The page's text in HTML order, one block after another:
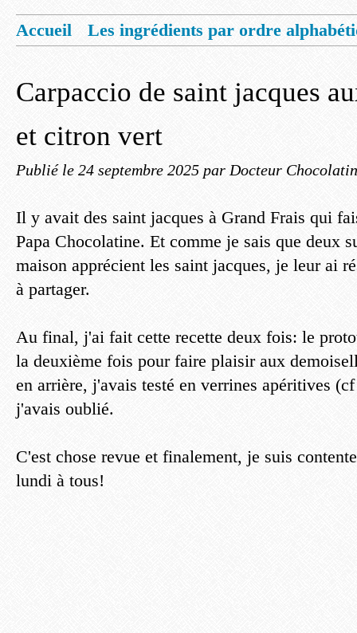
Accueil
Les ingrédients par ordre
Carpaccio de saint jacques
et citron vert
Publié le 24 septembre 2025 par Docteur
Il y avait des saint jacques à Grand Frais qui
Papa Chocolatine. Et comme je sais que deux
maison apprécient les saint jacques, je leur ai
à partager.
Au final, j'ai fait cette recette deux fois: le
la deuxième fois pour faire plaisir aux
en arrière, j'avais testé en verrines apéritives
j'avais oublié.
C'est chose revue et finalement, je suis
lundi à tous!